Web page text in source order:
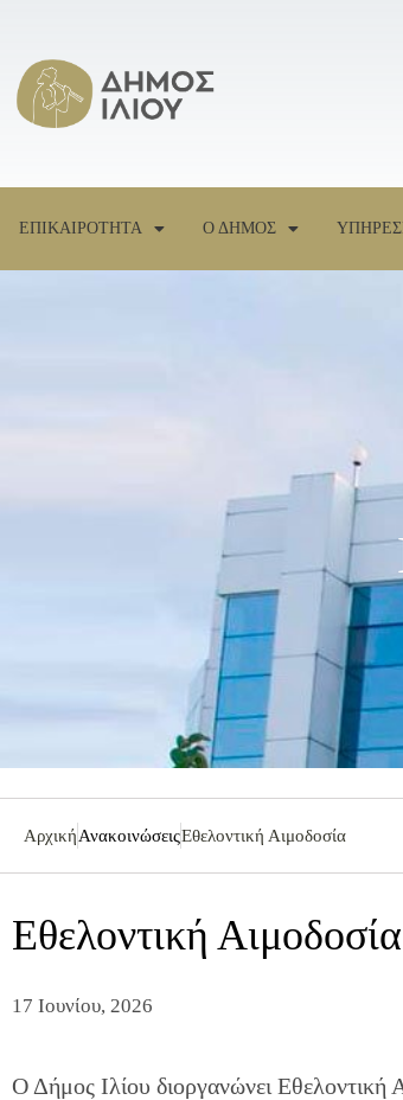
ΕΠΙΚΑΙΡΟΤΗΤΑ Ο ΔΗΜΟΣ
ΑρχικήΑνακοινώσειςΕθελοντική Αιμοδοσία
Εθελοντική Αιμοδοσία
17 Ιουνίου, 2026
Ο Δήμος Ιλίου διοργανώνει